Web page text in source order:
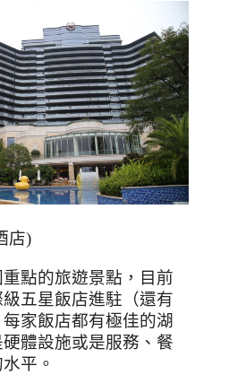
店)
點的旅遊景點，目前
五星飯店進駐（還有
家飯店都有極佳的湖
體設施或是服務、餐
平。